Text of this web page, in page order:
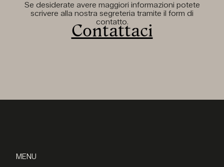
Se desiderate avere maggiori informazioni potete
scrivere alla nostra segreteria tramite il form di
contatto.
Contattaci
MENU